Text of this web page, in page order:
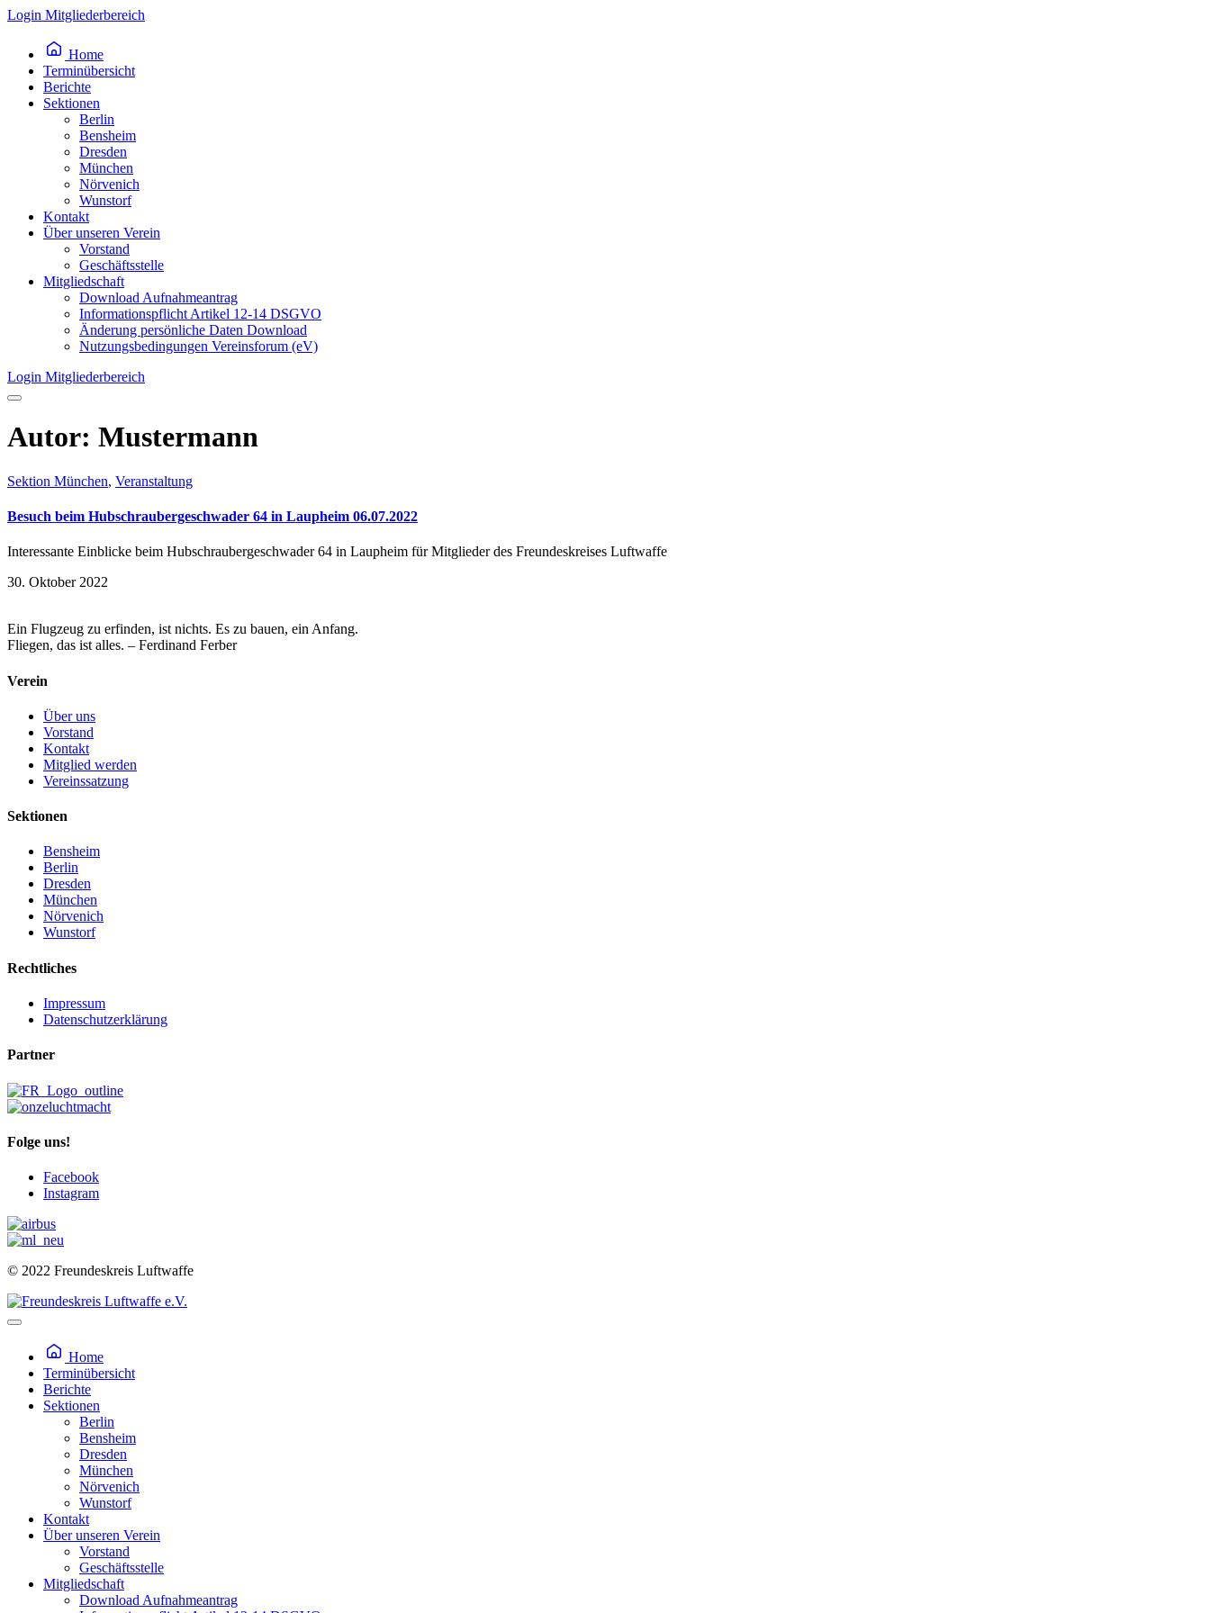
Inhalt
springen
Login Mitgliederbereich
Home
Terminübersicht
Berichte
Sektionen
Berlin
Bensheim
Dresden
München
Nörvenich
Wunstorf
Kontakt
Über unseren Verein
Vorstand
Geschäftsstelle
Mitgliedschaft
Download Aufnahmeantrag
Informationspflicht Artikel 12-14 DSGVO
Änderung persönliche Daten Download
Nutzungsbedingungen Vereinsforum (eV)
Login Mitgliederbereich
Autor: Mustermann
Sektion München, Veranstaltung
Besuch beim Hubschraubergeschwader 64 in Laupheim 06.07.2022
Interessante Einblicke beim Hubschraubergeschwader 64 in Laupheim für Mitglieder des Freundeskreises Luftwaffe
30. Oktober 2022
Ein Flugzeug zu erfinden, ist nichts. Es zu bauen, ein Anfang.
Fliegen, das ist alles. – Ferdinand Ferber
Verein
Über uns
Vorstand
Kontakt
Mitglied werden
Vereinssatzung
Sektionen
Bensheim
Berlin
Dresden
München
Nörvenich
Wunstorf
Rechtliches
Impressum
Datenschutzerklärung
Partner
Folge uns!
Facebook
Instagram
© 2022 Freundeskreis Luftwaffe
Home
Terminübersicht
Berichte
Sektionen
Berlin
Bensheim
Dresden
München
Nörvenich
Wunstorf
Kontakt
Über unseren Verein
Vorstand
Geschäftsstelle
Mitgliedschaft
Download Aufnahmeantrag